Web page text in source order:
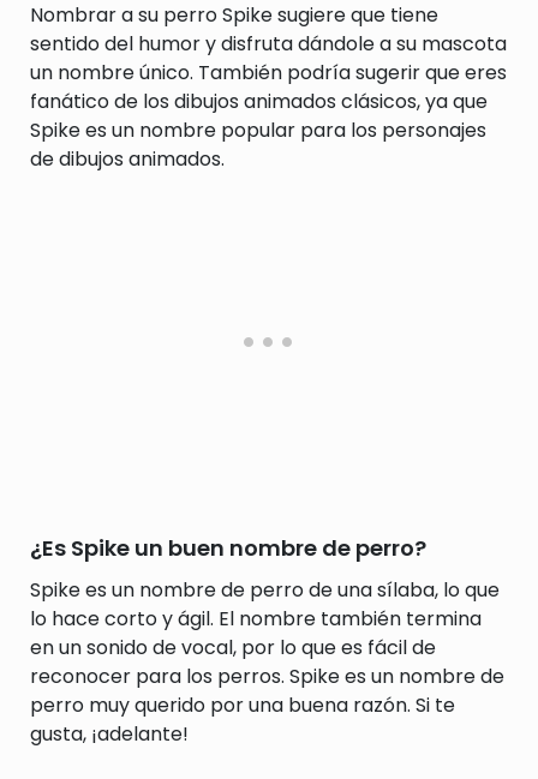
Nombrar a su perro Spike sugiere que tiene
sentido del humor y disfruta dándole a su mascota
un nombre único. También podría sugerir que eres
fanático de los dibujos animados clásicos, ya que
Spike es un nombre popular para los personajes
de dibujos animados.
¿Es Spike un buen nombre de perro?
Spike es un nombre de perro de una sílaba, lo que
lo hace corto y ágil. El nombre también termina
en un sonido de vocal, por lo que es fácil de
reconocer para los perros. Spike es un nombre de
perro muy querido por una buena razón. Si te
gusta, ¡adelante!